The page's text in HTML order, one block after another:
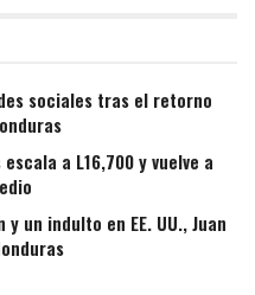
sociales tras el retorno
a L16,700 y vuelve a
un indulto en EE. UU., Juan